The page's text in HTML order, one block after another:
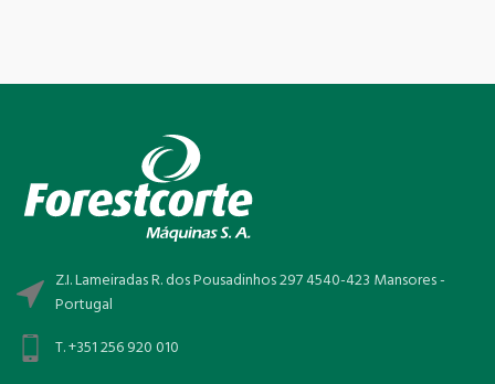
Z.I. Lameiradas R. dos Pousadinhos 297 4540-423 Mansores -
Portugal
T. +351 256 920 010